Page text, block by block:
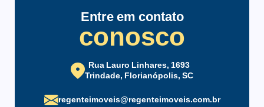
Estacionamento
Interfone
Piscina Coletiva
Playground
Entre em contato
conosco
Rua Lauro Linhares, 1693
Trindade, Florianópolis, SC
regenteimoveis@regenteimoveis.com.br